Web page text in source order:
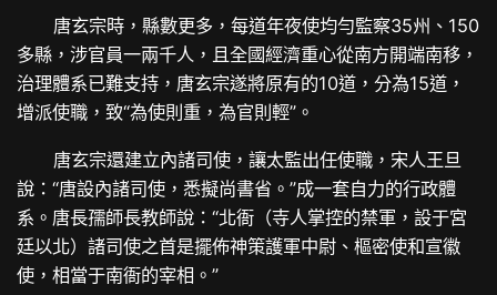
唐玄宗時，縣數更多，每道年夜使均勻監察35州、150
多縣，涉官員一兩千人，且全國經濟重心從南方開端南移，
治理體系已難支持，唐玄宗遂將原有的10道，分為15道，
增派使職，致“為使則重，為官則輕”。
唐玄宗還建立內諸司使，讓太監出任使職，宋人王旦
說：“唐設內諸司使，悉擬尚書省。”成一套自力的行政體
系。唐長孺師長教師說：“北衙（寺人掌控的禁軍，設于宮
廷以北）諸司使之首是擺佈神策護軍中尉、樞密使和宣徽
使，相當于南衙的宰相。”